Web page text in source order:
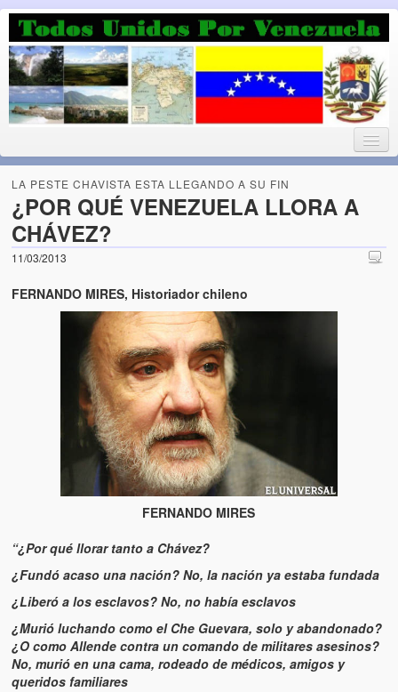
Luchando por la Democracia
Fuera el chavismo, la peor peste que le ha caido a esta tierra
Home
Todos Unidos por Venezuela te da la bienvenida a éste nuestro
Blog. (Todos Unidos por Venezuela welcomes you to our Blog)
Acerca de este blog (About this Blog)
El Tipo y los Rojos en Los Teques (The Jerk and the Reds in
Hablé con Chavistas (I spoke with chavistas)
Chavez “such a children lover”)
Los niños de las calles de Venezuela (Children of the streets of
Venezuela)
Luis y El Mono… en armas (Luis and El Mono… armed)
Puente Llaguno, Miraflores… ¿y Lina?
LA PESTE CHAVISTA ESTA LLEGANDO A SU FIN
¿POR QUÉ VENEZUELA LLORA A
CHÁVEZ?
11/03/2013
FERNANDO MIRES, Historiador chileno
FERNANDO MIRES
“¿Por qué llorar tanto a Chávez?
¿Fundó acaso una nación? No, la nación ya estaba fundada
¿Liberó a los esclavos? No, no había esclavos
¿Murió luchando como el Che Guevara, solo y abandonado?
¿O como Allende contra un comando de militares asesinos?
No, murió en una cama, rodeado de médicos, amigos y
queridos familiares